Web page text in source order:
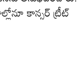
కాన్సర్ ట్రీట్